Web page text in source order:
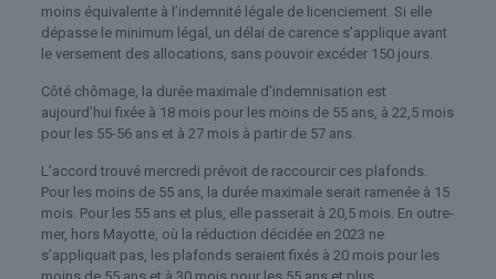
moins équivalente à l’indemnité légale de licenciement. Si elle
dépasse le minimum légal, un délai de carence s’applique avant
le versement des allocations, sans pouvoir excéder 150 jours.
Côté chômage, la durée maximale d’indemnisation est
aujourd’hui fixée à 18 mois pour les moins de 55 ans, à 22,5 mois
pour les 55-56 ans et à 27 mois à partir de 57 ans.
L’accord trouvé mercredi prévoit de raccourcir ces plafonds.
Pour les moins de 55 ans, la durée maximale serait ramenée à 15
mois. Pour les 55 ans et plus, elle passerait à 20,5 mois. En outre-
mer, hors Mayotte, où la réduction décidée en 2023 ne
s’appliquait pas, les plafonds seraient fixés à 20 mois pour les